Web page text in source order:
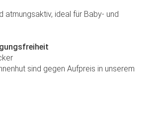
atmungsaktiv, ideal für Baby- und
sind gegen Aufpreis in unserem